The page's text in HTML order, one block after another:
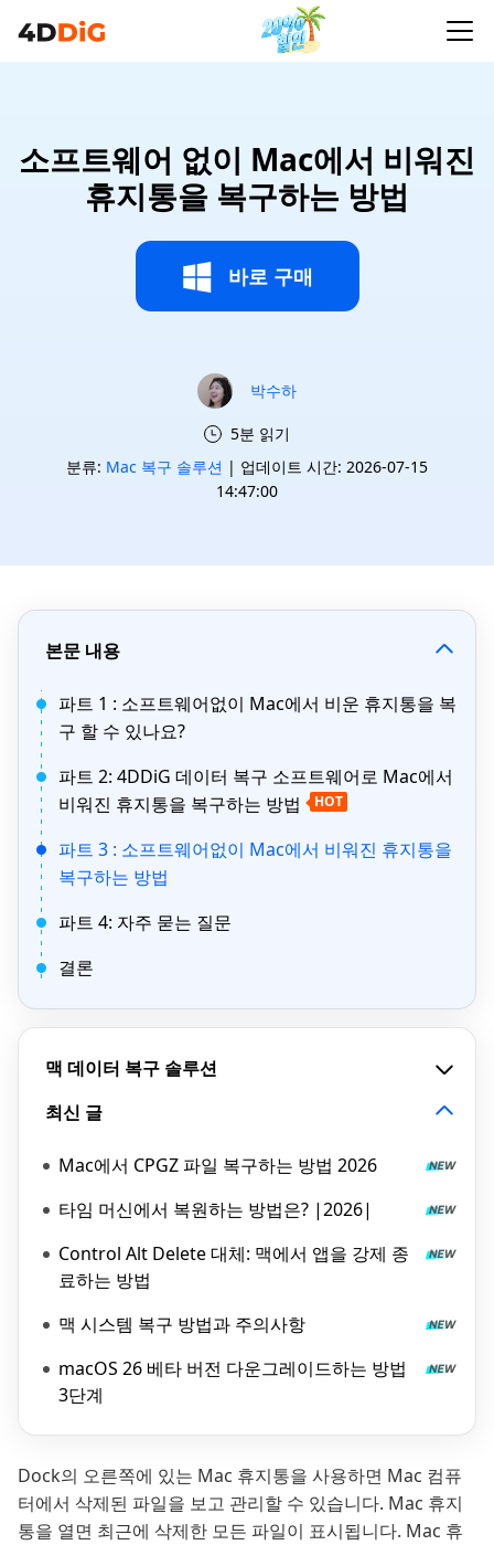
소프트웨어 없이 Mac에서 비워진
휴지통을 복구하는 방법
바로 구매
박수하
5분 읽기
분류: Mac 복구 솔루션 | 업데이트 시간: 2026-07-15
14:47:00
본문 내용
파트 1 : 소프트웨어없이 Mac에서 비운 휴지통을 복
구 할 수 있나요?
파트 2: 4DDiG 데이터 복구 소프트웨어로 Mac에서
비워진 휴지통을 복구하는 방법
HOT
파트 3 : 소프트웨어없이 Mac에서 비워진 휴지통을
복구하는 방법
파트 4: 자주 묻는 질문
결론
맥 데이터 복구 솔루션
최신 글
Mac에서 CPGZ 파일 복구하는 방법 2026
타임 머신에서 복원하는 방법은? |2026|
Control Alt Delete 대체: 맥에서 앱을 강제 종
료하는 방법
맥 시스템 복구 방법과 주의사항
macOS 26 베타 버전 다운그레이드하는 방법
3단계
Dock의 오른쪽에 있는 Mac 휴지통을 사용하면 Mac 컴퓨
터에서 삭제된 파일을 보고 관리할 수 있습니다. Mac 휴지
통을 열면 최근에 삭제한 모든 파일이 표시됩니다. Mac 휴